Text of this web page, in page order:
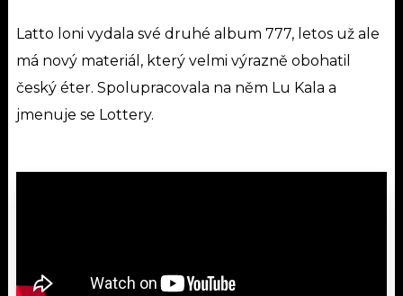
Latto loni vydala své druhé album 777, letos už ale
má nový materiál, který velmi výrazně obohatil
český éter. Spolupracovala na něm Lu Kala a
jmenuje se Lottery.